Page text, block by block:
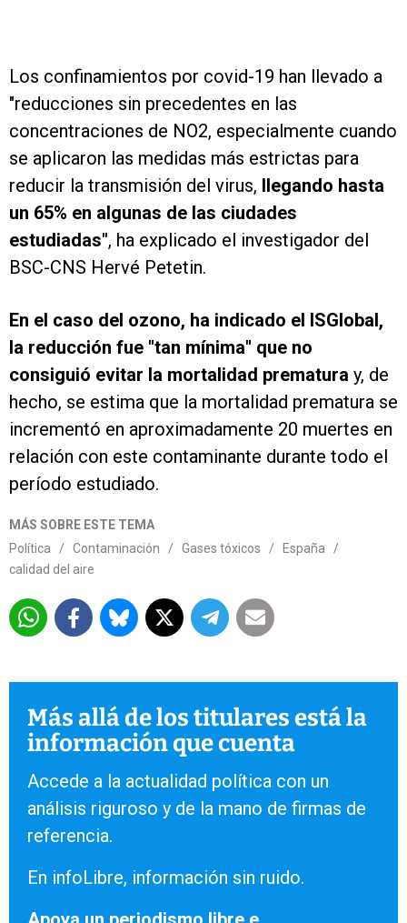
Los confinamientos por covid-19 han llevado a
"reducciones sin precedentes en las
concentraciones de NO2, especialmente cuando
se aplicaron las medidas más estrictas para
reducir la transmisión del virus, llegando hasta
un 65% en algunas de las ciudades
estudiadas", ha explicado el investigador del
BSC-CNS Hervé Petetin.
En el caso del ozono, ha indicado el ISGlobal,
la reducción fue "tan mínima" que no
consiguió evitar la mortalidad prematura y, de
hecho, se estima que la mortalidad prematura se
incrementó en aproximadamente 20 muertes en
relación con este contaminante durante todo el
período estudiado.
MÁS SOBRE ESTE TEMA
Política
/ Contaminación / Gases tóxicos / España
/
calidad del aire
Más allá de los titulares está la
información que cuenta
Accede a la actualidad política con un
análisis riguroso y de la mano de firmas de
referencia.
En infoLibre, información sin ruido.